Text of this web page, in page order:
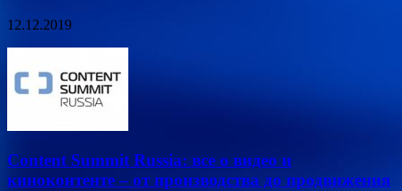
12.12.2019
Content Summit Russia: все о видео и
киноконтенте – от производства до продвижения